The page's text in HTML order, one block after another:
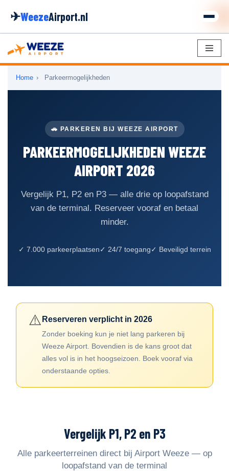
✈WeezeAirport.nl
Ga
naar
Parkeerplaats boeken >
Home › Parkeermogelijkheden
🚗 PARKEREN BIJ WEEZE AIRPORT
PARKEERMOGELIJKHEDEN WEEZE
AIRPORT 2026
Vergelijk P1, P2 en P3 — alle drie op loopafstand
van de terminal. Reserveer vooraf en betaal
minder.
✓ 7.000 parkeerplaatsen✓ 24/7 toegang✓ Beveiligd terrein
⚠️ Reserveren verplicht in 2026
Zonder boeking kun je niet lang parkeren bij
Weeze Airport. Bovendien is de kans groot dat
alles vol is in het hoogseizoen. Boek vooraf via
onderstaande opties.
Vergelijk P1, P2 en P3
Alle parkeerterreinen direct bij Airport Weeze — op
loopafstand van de terminal